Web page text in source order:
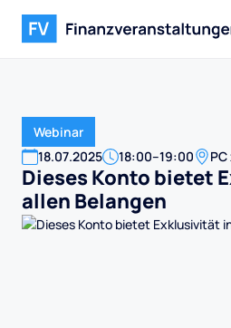
Webinar
18.07.2025 18:00–19:00
Dieses Konto bietet
allen Belangen